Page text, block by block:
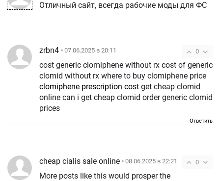
Отличный сайт, всегда рабочие моды для ФС
0
zrbn4 • 07.06.2025 в 20:11
cost generic clomiphene without rx cost of generic
clomid without rx where to buy clomiphene price
clomiphene prescription cost get cheap clomid
online can i get cheap clomid order generic clomid
prices
Ответить
0
cheap cialis sale online • 08.06.2025 в 22:21
More posts like this would prosper the